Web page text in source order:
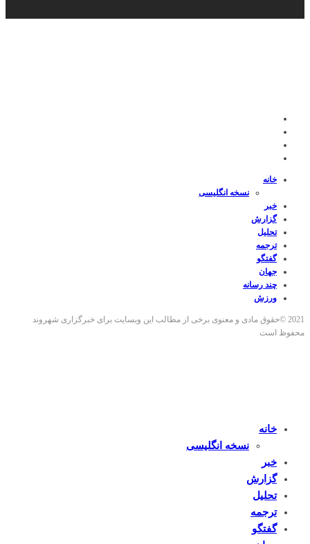
خانه
نسخه انگلیسی
خبر
گزارش
تحلیل
ترجمه
گفتگو
جهان
چند رسانه
ورزش
2021 ©حقوق مادی و معنوی برخی از مطالب این وبسایت برای خبرگزاری شهروند
محفوظ است
خانه
نسخه انگلیسی
خبر
گزارش
تحلیل
ترجمه
گفتگو